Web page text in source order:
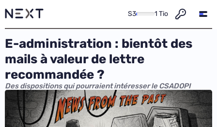
S3 1 Tio
E-administration : bientôt des
mails à valeur de lettre
recommandée ?
Des dispositions qui pourraient intéresser le CSADOPI